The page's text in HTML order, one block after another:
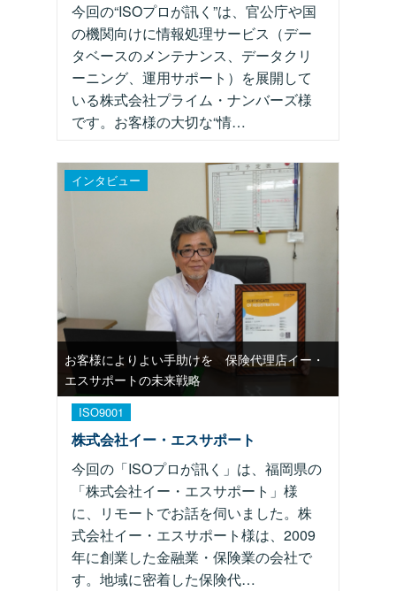
今回の“ISOプロが訊く”は、官公庁や国
の機関向けに情報処理サービス（デー
タベースのメンテナンス、データクリ
ーニング、運用サポート）を展開して
いる株式会社プライム・ナンバーズ様
です。お客様の大切な“情…
インタビュー
お客様によりよい手助けを 保険代理店イー・
エスサポートの未来戦略
ISO9001
株式会社イー・エスサポート
今回の「ISOプロが訊く」は、福岡県の
「株式会社イー・エスサポート」様
に、リモートでお話を伺いました。株
式会社イー・エスサポート様は、2009
年に創業した金融業・保険業の会社で
す。地域に密着した保険代…